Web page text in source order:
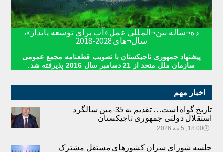
ده¬ساله بین¬المللی عمل «آب برای توسعه پایدار»،
سال¬های 2028-2018
پیشنهاد جمهوری تاجیکستان با تصویب قطعنامه مجمع عمومی
سازمان ملل متحد از 21 دسامبر سال 2016 پذیرفته شد.
اخبار مهم
تاریخ گواه است… تقدیم به 35-مین سالگرد
استقلال دولتی جمهوری تاجیکستان
🕔18:00, 5.مه 2026
جلسه شورای سران کشورهای مستقل مشترک